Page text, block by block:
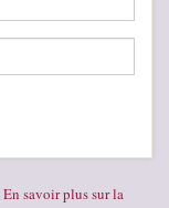
En savoir plus sur la